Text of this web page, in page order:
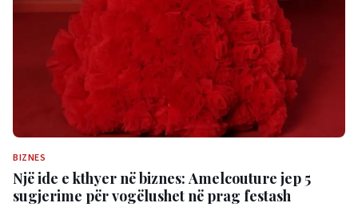
BIZNES
Një ide e kthyer në biznes: Amelcouture jep 5
sugjerime për vogëlushet në prag festash